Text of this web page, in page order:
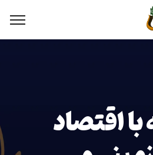
با اقتصاد